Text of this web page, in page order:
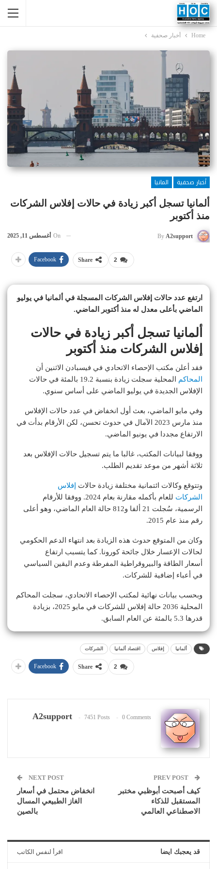
Home أخبار صحفية
أخبار صحفية
المانيا
ألمانيا تسجل أكبر زيادة في حالات إفلاس الشركات
منذ أكتوبر
By A2support
On أغسطس 11, 2025
2
Share
Facebook
ارتفع عدد حالات إفلاس الشركات المسجلة في ألمانيا في يوليو
الماضي بأعلى معدل له منذ أكتوبر الماضي.
ألمانيا تسجل أكبر زيادة في حالات
إفلاس الشركات منذ أكتوبر
فقد أعلن مكتب الإحصاء الاتحادي في فيسبادن الاثنين أن
المحاكم
المحلية سجلت زيادة بنسبة 19.2 بالمئة في حالات
الإفلاس الجديدة في يوليو الماضي على أساس سنوي.
وفي مايو الماضي، بعث أول انخفاض في عدد حالات الإفلاس
منذ مارس 2023 الآمال في حدوث تحسن، لكن الأرقام بدأت في
الارتفاع مجددا في يونيو الماضي.
ووفقا لبيانات المكتب، غالبا ما يتم تسجيل حالات الإفلاس بعد
ثلاثة أشهر من موعد تقديم الطلب.
وتتوقع وكالات ائتمانية مختلفة زيادة حالات
إفلاس
الشركات
للعام بأكمله مقارنة بعام 2024. ووفقا للأرقام
الرسمية، سُجلت 21 ألفا و812 حالة العام الماضي، وهو أعلى
رقم منذ عام 2015.
وكان من المتوقع حدوث هذه الزيادة بعد انتهاء الدعم الحكومي
لحالات الإعسار خلال جائحة كورونا. كما يتسبب ارتفاع
أسعار الطاقة والبيروقراطية المفرطة وعدم اليقين السياسي
في أعباء إضافية للشركات.
وبحسب بيانات نهائية لمكتب الإحصاء الاتحادي، سجلت المحاكم
المحلية 2036 حالة إفلاس للشركات في مايو 2025، بزيادة
قدرها 5.3 بالمئة عن العام السابق.
ألمانيا إفلاس اقتصاد ألمانيا الشركات
2
Share
Facebook
A2support 7451 Posts 0 Comments
كيف أصبحت أبوظبي مختبر
المستقبل للذكاء
الاصطناعي العالمي
NEXT POST
انخفاض محتمل في أسعار
الغاز الطبيعي المسال
بالصين
قد يعجبك ايضا اقرأ لنفس الكاتب